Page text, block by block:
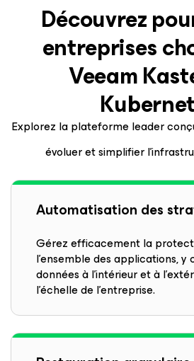
Découvrez
entreprises
Veeam
Explorez la plateforme leader
évoluer et simplifier
Automatisation des
Gérez efficacement la
l’ensemble des applications, y
données à l’intérieur et à
l’échelle de l’entreprise.